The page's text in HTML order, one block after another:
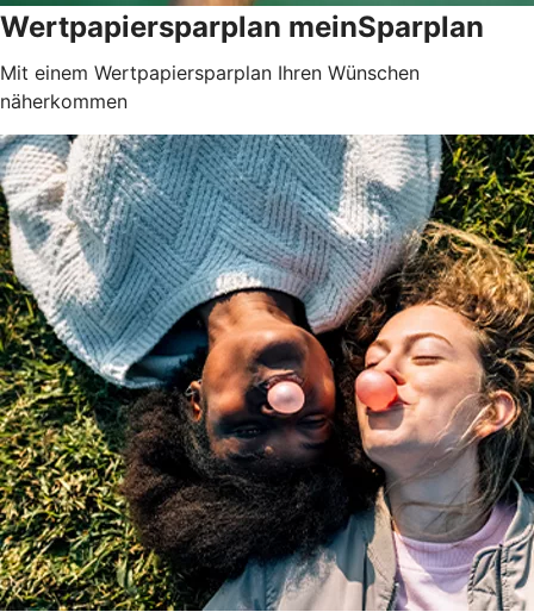
Wertpapiersparplan meinSparplan
Mit einem Wertpapiersparplan Ihren Wünschen
näherkommen